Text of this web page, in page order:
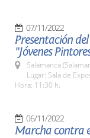
07/11/2022
Presentación
"Jóvenes
Salamanca
Lugar: Sala de
Hora: 11:30 h.
06/11/2022
Marcha contra